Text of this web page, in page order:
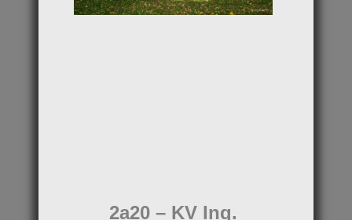
2a20 – KV Ing.